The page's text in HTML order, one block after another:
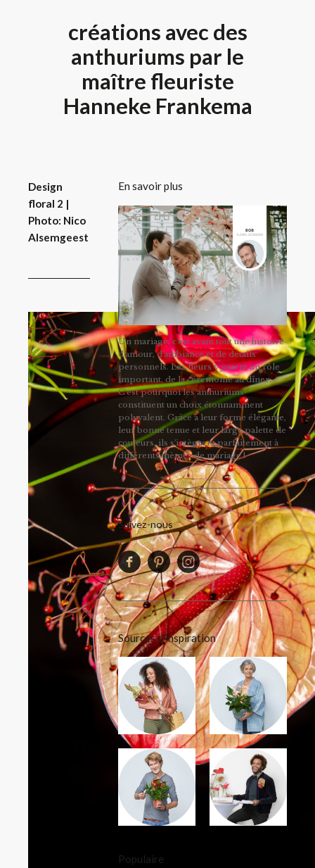
créations avec des
anthuriums par le
maître fleuriste
Hanneke Frankema
Design
floral 2 |
Photo: Nico
Alsemgeest
En savoir plus
Un mariage, c'est avant tout une histoire
d'amour, d'ambiance et de détails
personnels. Les fleurs y jouent un rôle
important, de la cérémonie au dîner.
C’est pourquoi les anthuriums
constituent un choix étonnamment
polyvalent. Grâce à leur forme élégante,
leur bonne tenue et leur large palette de
couleurs, ils s'intègrent parfaitement à
différents thèmes de mariage !
Suivez-nous
Sources d'inspiration
Populaire